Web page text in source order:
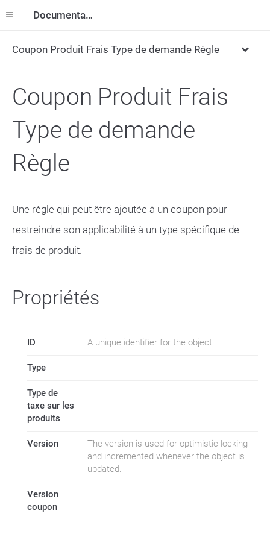
Documentation
Coupon Produit Frais Type de demande Règle
Coupon Produit Frais
Type de demande
Règle
Une règle qui peut être ajoutée à un coupon pour
restreindre son applicabilité à un type spécifique de
frais de produit.
Propriétés
ID A unique identifier for the object.
Type
Type de
taxe sur les
produits
Version
The version is used for optimistic locking
and incremented whenever the object is
updated.
Version
coupon